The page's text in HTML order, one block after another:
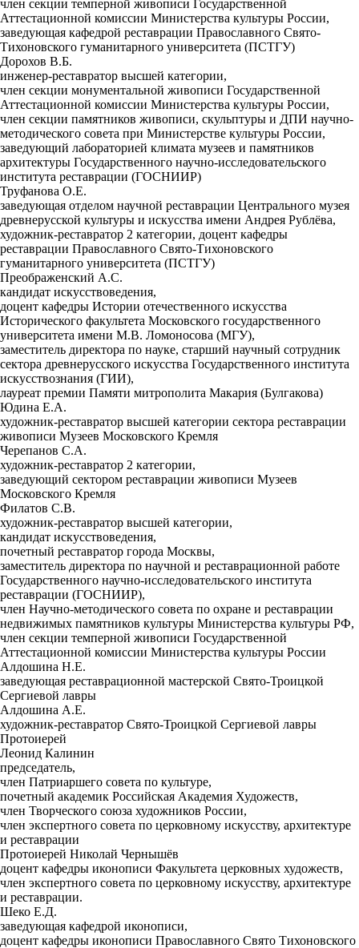
член секции темперной живописи Государственной
Аттестационной комиссии Министерства культуры России,
заведующая кафедрой реставрации Православного Свято-
Тихоновского гуманитарного университета (ПСТГУ)
Дорохов В.Б.
инженер-реставратор высшей категории,
член секции монументальной живописи Государственной
Аттестационной комиссии Министерства культуры России,
член секции памятников живописи, скульптуры и ДПИ научно-
методического совета при Министерстве культуры России,
заведующий лабораторией климата музеев и памятников
архитектуры Государственного научно-исследовательского
института реставрации (ГОСНИИР)
Труфанова О.Е.
заведующая отделом научной реставрации Центрального музея
древнерусской культуры и искусства имени Андрея Рублёва,
художник-реставратор 2 категории, доцент кафедры
реставрации Православного Свято-Тихоновского
гуманитарного университета (ПСТГУ)
Преображенский А.С.
кандидат искусствоведения,
доцент кафедры Истории отечественного искусства
Исторического факультета Московского государственного
университета имени М.В. Ломоносова (МГУ),
заместитель директора по науке, старший научный сотрудник
сектора древнерусского искусства Государственного института
искусствознания (ГИИ),
лауреат премии Памяти митрополита Макария (Булгакова)
Юдина Е.А.
художник-реставратор высшей категории сектора реставрации
живописи Музеев Московского Кремля
Черепанов С.А.
художник-реставратор 2 категории,
заведующий сектором реставрации живописи Музеев
Московского Кремля
Филатов С.В.
художник-реставратор высшей категории,
кандидат искусствоведения,
почетный реставратор города Москвы,
заместитель директора по научной и реставрационной работе
Государственного научно-исследовательского института
реставрации (ГОСНИИР),
член Научно-методического совета по охране и реставрации
недвижимых памятников культуры Министерства культуры РФ,
член секции темперной живописи Государственной
Аттестационной комиссии Министерства культуры России
Алдошина Н.Е.
заведующая реставрационной мастерской Свято-Троицкой
Сергиевой лавры
Алдошина А.Е.
художник-реставратор Свято-Троицкой Сергиевой лавры
Протоиерей
Леонид Калинин
председатель,
член Патриаршего совета по культуре,
почетный академик Российская Академия Художеств,
член Творческого союза художников России,
член экспертного совета по церковному искусству, архитектуре
и реставрации
Протоиерей Николай Чернышёв
доцент кафедры иконописи Факультета церковных художеств,
член экспертного совета по церковному искусству, архитектуре
и реставрации.
Шеко Е.Д.
заведующая кафедрой иконописи,
доцент кафедры иконописи Православного Свято Тихоновского